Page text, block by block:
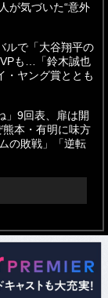
が気づいた“意外
ルで「大谷翔平の
も…「鈴木誠也
・ヤング賞ととも
」9回表、扉は開
本・有明に味方
の敗戦」「逆転